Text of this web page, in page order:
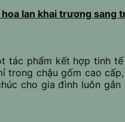
hoa lan khai trương sang
tác phẩm kết hợp tinh
trong chậu gốm cao
cho gia đình luôn